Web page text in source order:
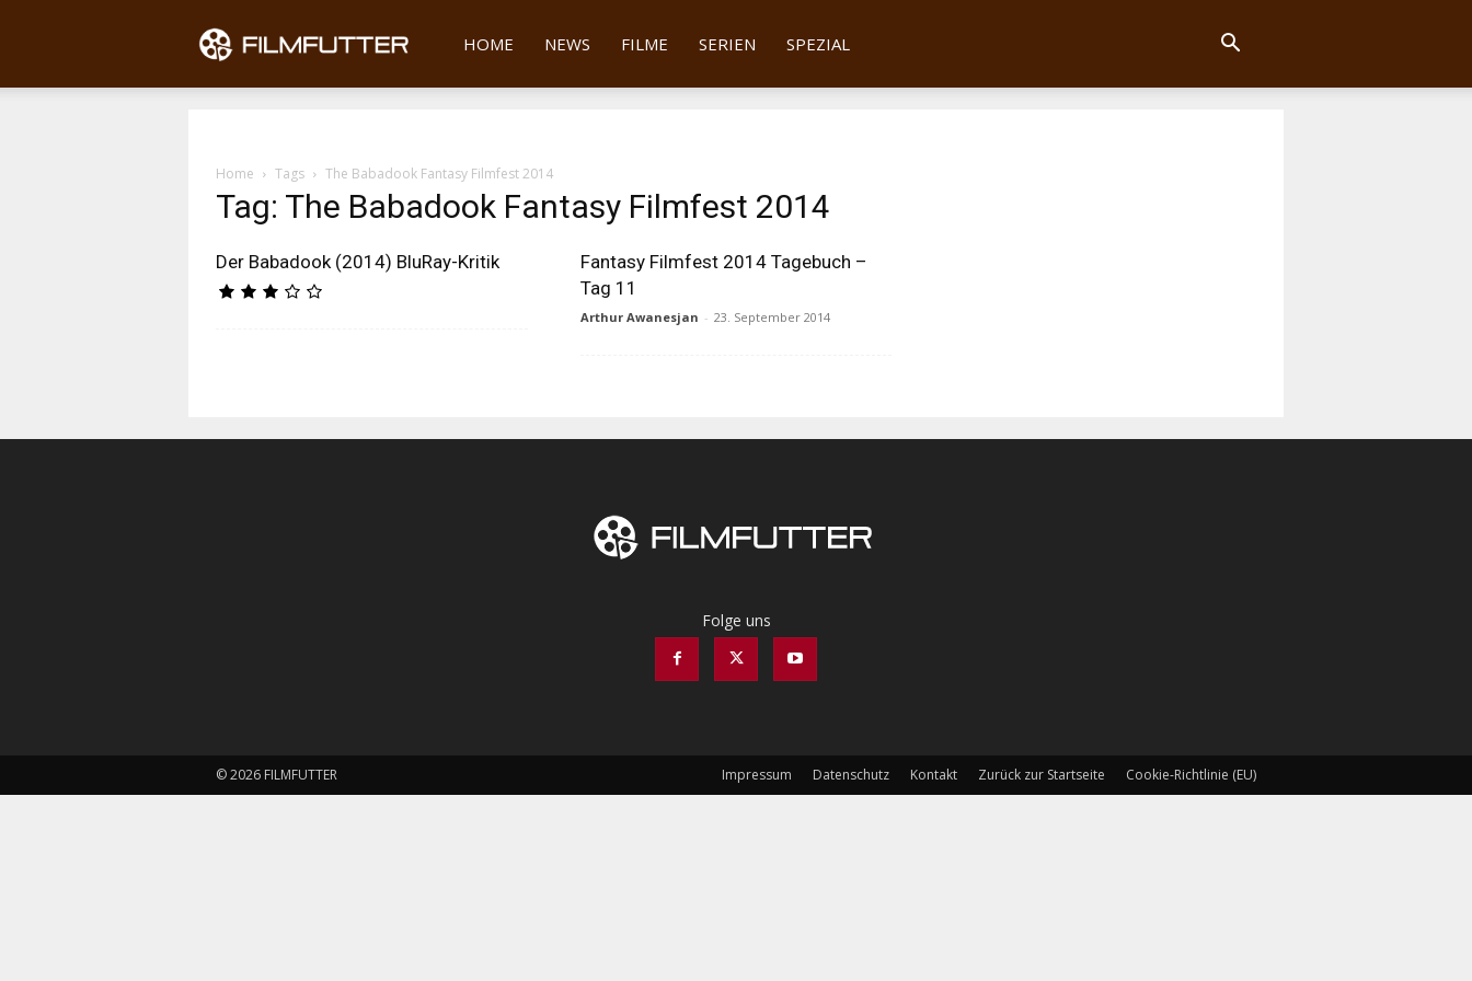
Filmfutter
HOME NEWS FILME SERIEN SPEZIAL
Home Tags The Babadook Fantasy Filmfest 2014
Tag: The Babadook Fantasy Filmfest 2014
Der Babadook (2014) BluRay-Kritik
Fantasy Filmfest 2014 Tagebuch –
Tag 11
Arthur Awanesjan - 23. September 2014
Folge uns
Impressum Datenschutz Kontakt Zurück zur Startseite Cookie-Richtlinie (EU)
© 2026 FILMFUTTER